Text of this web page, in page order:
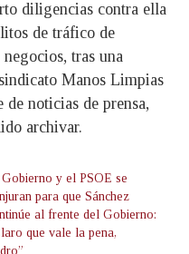
diligencias contra ella
de tráfico de
tras una
Manos Limpias
de noticias de prensa,
archivar.
y el PSOE se
para que Sánchez
al frente del Gobierno:
que vale la pena,